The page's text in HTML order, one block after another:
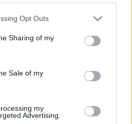
Opt Outs
Sharing of my
Sale of my
my
Advertising.